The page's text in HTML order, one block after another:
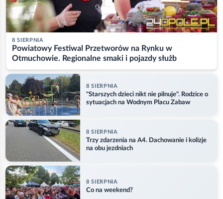
8 SIERPNIA
Powiatowy Festiwal Przetworów na Rynku w
Otmuchowie. Regionalne smaki i pojazdy służb
8 SIERPNIA
"Starszych dzieci nikt nie pilnuje". Rodzice o
sytuacjach na Wodnym Placu Zabaw
8 SIERPNIA
Trzy zdarzenia na A4. Dachowanie i kolizje
na obu jezdniach
8 SIERPNIA
Co na weekend?